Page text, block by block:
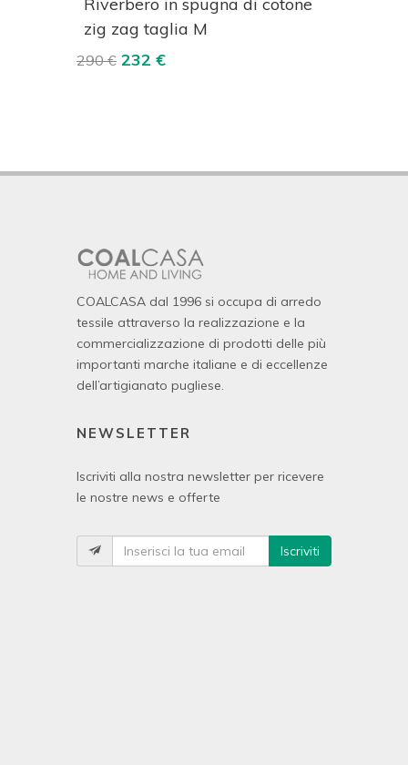
zig zag taglia M
290 € 232 €
COALCASA dal 1996 si occupa di arredo
tessile attraverso la realizzazione e la
commercializzazione di prodotti delle più
importanti marche italiane e di eccellenze
dell’artigianato pugliese.
NEWSLETTER
Iscriviti alla nostra newsletter per ricevere
le nostre news e offerte
Iscriviti